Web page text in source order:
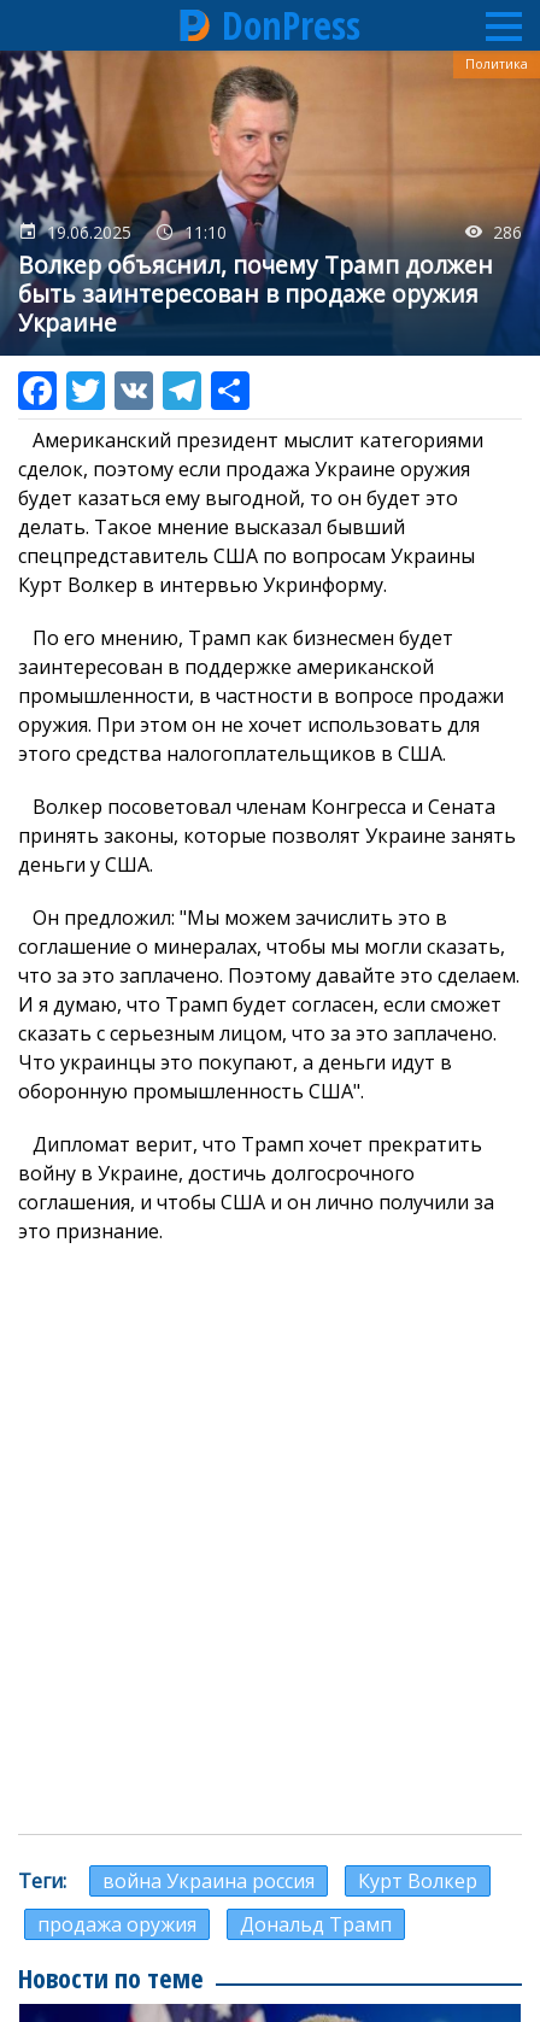
Перейти
к
основному
содержанию
DonPress
19.06.2025 11:10 286
Волкер объяснил, почему Трамп должен
быть заинтересован в продаже оружия
Украине
Политика
Американский президент мыслит категориями
сделок, поэтому если продажа Украине оружия
будет казаться ему выгодной, то он будет это
делать. Такое мнение высказал бывший
спецпредставитель США по вопросам Украины
Курт Волкер в интервью Укринформу.
По его мнению, Трамп как бизнесмен будет
заинтересован в поддержке американской
промышленности, в частности в вопросе продажи
оружия. При этом он не хочет использовать для
этого средства налогоплательщиков в США.
Волкер посоветовал членам Конгресса и Сената
принять законы, которые позволят Украине занять
деньги у США.
Он предложил: "Мы можем зачислить это в
соглашение о минералах, чтобы мы могли сказать,
что за это заплачено. Поэтому давайте это сделаем.
И я думаю, что Трамп будет согласен, если сможет
сказать с серьезным лицом, что за это заплачено.
Что украинцы это покупают, а деньги идут в
оборонную промышленность США".
Дипломат верит, что Трамп хочет прекратить
войну в Украине, достичь долгосрочного
соглашения, и чтобы США и он лично получили за
это признание.
Теги война Украина россия
Курт Волкер
продажа оружия
Дональд Трамп
Новости по теме